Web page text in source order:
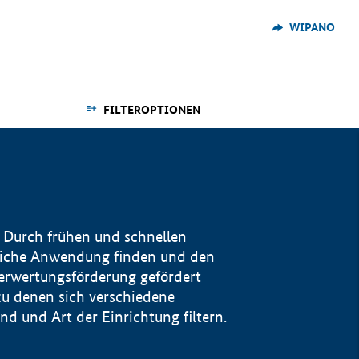
WIPANO
FILTEROPTIONEN
frühen und schnellen
Anwendung finden und den
gefördert
denen sich verschiedene
und Art der Einrichtung filtern.